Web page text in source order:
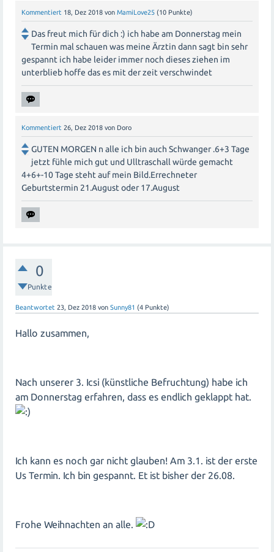
Kommentiert 18, Dez 2018 von MamiLove25 (10 Punkte)
Das freut mich für dich :) ich habe am Donnerstag mein
Termin mal schauen was meine Ärztin dann sagt bin sehr
gespannt ich habe leider immer noch dieses ziehen im
unterblieb hoffe das es mit der zeit verschwindet
Kommentiert 26, Dez 2018 von Doro
GUTEN MORGEN n alle ich bin auch Schwanger .6+3 Tage
jetzt fühle mich gut und Ulltraschall würde gemacht
4+6+-10 Tage steht auf mein Bild.Errechneter
Geburtstermin 21.August oder 17.August
0
Punkte
Beantwortet 23, Dez 2018 von Sunny81 (4 Punkte)
Hallo zusammen,
Nach unserer 3. Icsi (künstliche Befruchtung) habe ich
am Donnerstag erfahren, dass es endlich geklappt hat.
Ich kann es noch gar nicht glauben! Am 3.1. ist der erste
Us Termin. Ich bin gespannt. Et ist bisher der 26.08.
Frohe Weihnachten an alle.